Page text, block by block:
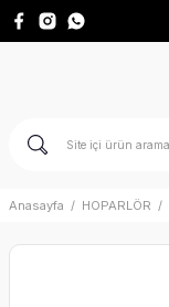
Anasayfa HOPARLÖR